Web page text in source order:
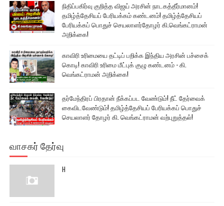
நிதிப்பகிர்வு குறித்த விஜய் அரசின் நாடகத்தீர்மானம்!
தமிழ்த்தேசியப் பேரியக்கம் கண்டனம்! தமிழ்த்தேசியப்
பேரியக்கப் பொதுச் செயலாளர்தோழர் கி.வெங்கட்ராமன்
அறிக்கை!
காவிரி உரிமையை தட்டிப் பறிக்க இந்திய அரசின் பச்சைக்
கொடி! காவிரி உரிமை மீட்புக் குழு கண்டனம் - கி.
வெங்கட்ராமன் அறிக்கை!
தர்மேந்திரப் பிரதான் நீக்கப்பட வேண்டும்! நீட் தேர்வைக்
கைவிடவேண்டும்! தமிழ்த்தேசியப் பேரியக்கப் பொதுச்
செயலாளர் தோழர் கி. வெங்கட்ராமன் வற்புறுத்தல்!
வாசகர் தேர்வு
H